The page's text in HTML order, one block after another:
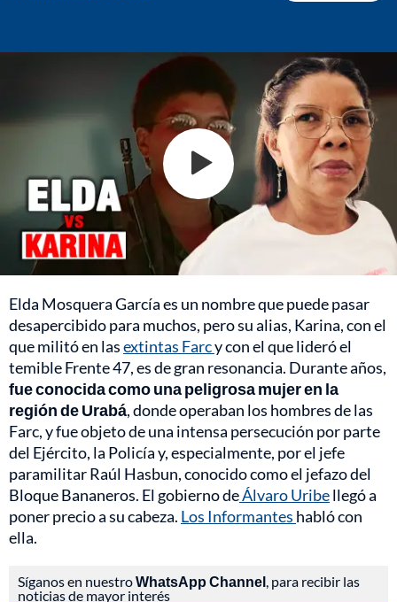
Elda Mosquera García es un nombre que puede pasar
desapercibido para muchos, pero su alias, Karina, con el
que militó en lasextintas Farcy con el que lideró el
temible Frente 47, es de gran resonancia. Durante años,
fue conocida como una peligrosa mujer en la
región de Urabá, donde operaban los hombres de las
Farc, y fue objeto de una intensa persecución por parte
del Ejército, la Policía y, especialmente, por el jefe
paramilitar Raúl Hasbun, conocido como el jefazo del
Bloque Bananeros. El gobierno deÁlvaro Uribellegó a
poner precio a su cabeza. Los Informantes habló con
ella.
Síganos en nuestroWhatsApp Channel, para recibir las
noticias de mayor interés